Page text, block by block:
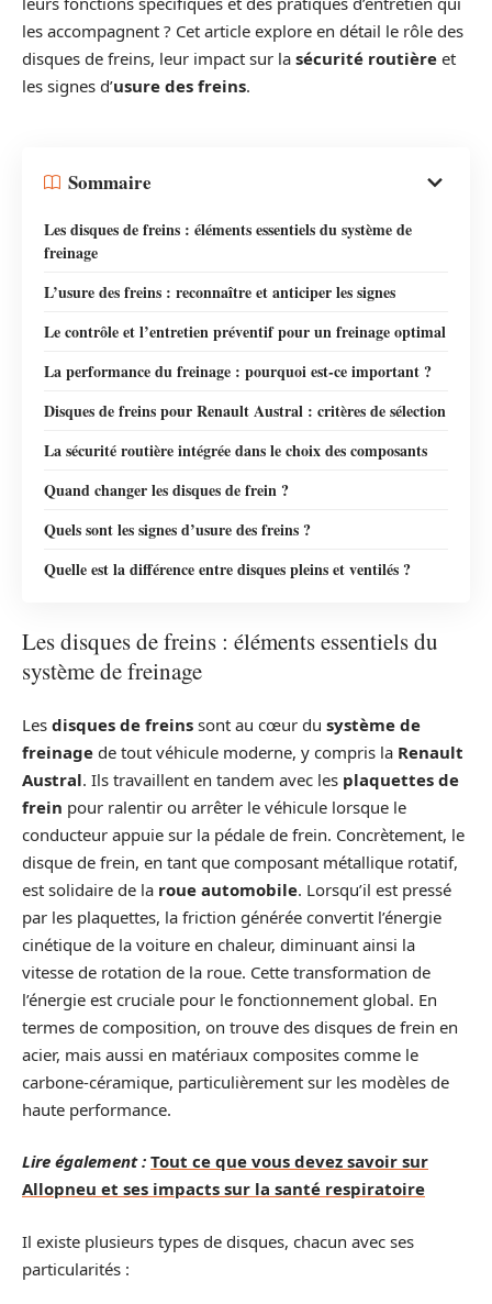
les accompagnent ? Cet article explore en détail le rôle des
disques de freins, leur impact sur la sécurité routière et
les signes d’usure des freins.
Sommaire
Les disques de freins : éléments essentiels du système de
freinage
L’usure des freins : reconnaître et anticiper les signes
Le contrôle et l’entretien préventif pour un freinage optimal
La performance du freinage : pourquoi est-ce important ?
Disques de freins pour Renault Austral : critères de sélection
La sécurité routière intégrée dans le choix des composants
Quand changer les disques de frein ?
Quels sont les signes d’usure des freins ?
Quelle est la différence entre disques pleins et ventilés ?
Les disques de freins : éléments essentiels du
système de freinage
Les disques de freins sont au cœur du système de
freinage de tout véhicule moderne, y compris la Renault
Austral. Ils travaillent en tandem avec les plaquettes de
frein pour ralentir ou arrêter le véhicule lorsque le
conducteur appuie sur la pédale de frein. Concrètement, le
disque de frein, en tant que composant métallique rotatif,
est solidaire de la roue automobile. Lorsqu’il est pressé
par les plaquettes, la friction générée convertit l’énergie
cinétique de la voiture en chaleur, diminuant ainsi la
vitesse de rotation de la roue. Cette transformation de
l’énergie est cruciale pour le fonctionnement global. En
termes de composition, on trouve des disques de frein en
acier, mais aussi en matériaux composites comme le
carbone-céramique, particulièrement sur les modèles de
haute performance.
Lire également : Tout ce que vous devez savoir sur
Allopneu et ses impacts sur la santé respiratoire
Il existe plusieurs types de disques, chacun avec ses
particularités :